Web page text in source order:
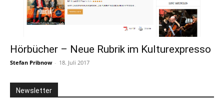
Hörbücher – Neue Rubrik im Kulturexpresso
Stefan Pribnow - 18. Juli 2017
Newsletter